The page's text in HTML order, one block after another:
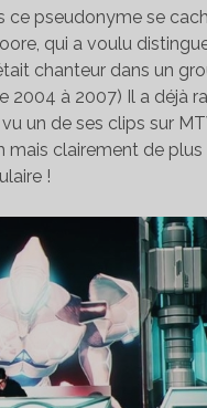
ce pseudonyme se
qui a voulu
chanteur dans un
2004 à 2007) Il a déjà
un de ses clips sur
mais clairement de plus
!